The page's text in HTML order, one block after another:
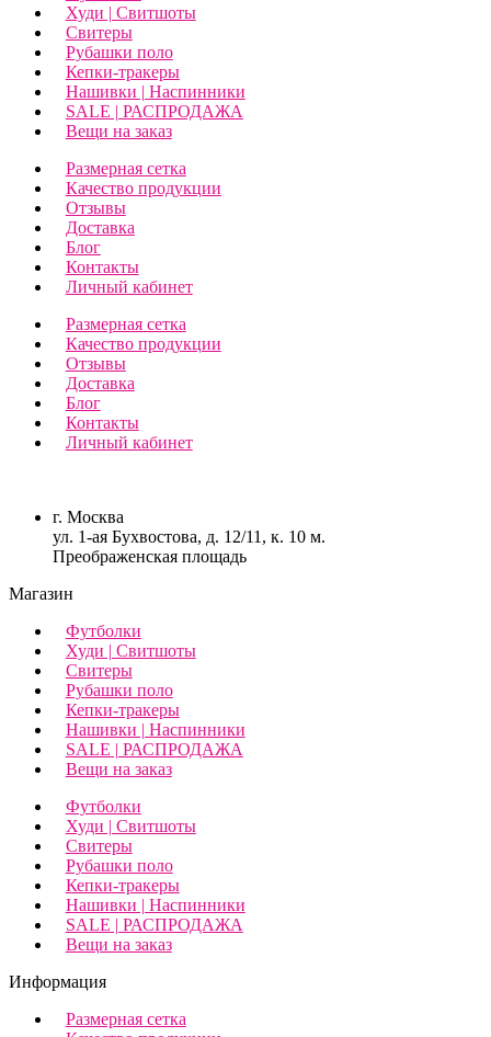
Худи | Свитшоты
Свитеры
Рубашки поло
Кепки-тракеры
Нашивки | Наспинники
SALE | РАСПРОДАЖА
Вещи на заказ
Размерная сетка
Качество продукции
Отзывы
Доставка
Блог
Контакты
Личный кабинет
Размерная сетка
Качество продукции
Отзывы
Доставка
Блог
Контакты
Личный кабинет
г. Москва
ул. 1-ая Бухвостова, д. 12/11, к. 10 м.
Преображенская площадь
Магазин
Футболки
Худи | Свитшоты
Свитеры
Рубашки поло
Кепки-тракеры
Нашивки | Наспинники
SALE | РАСПРОДАЖА
Вещи на заказ
Футболки
Худи | Свитшоты
Свитеры
Рубашки поло
Кепки-тракеры
Нашивки | Наспинники
SALE | РАСПРОДАЖА
Вещи на заказ
Информация
Размерная сетка